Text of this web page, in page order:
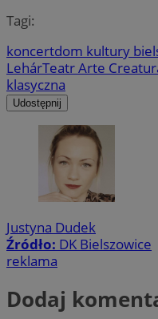
Tagi:
koncertdom kultury
LehárTeatr Arte
klasyczna
Udostępnij
Justyna Dudek
Źródło: DK Bielszowice
reklama
Dodaj